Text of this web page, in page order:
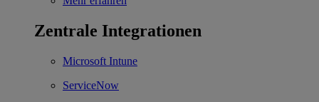
Zentrale Integrationen
Microsoft Intune
ServiceNow